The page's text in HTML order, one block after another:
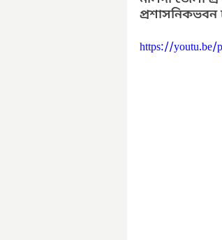
প্রশাসনিকভবন
https://youtu.be/